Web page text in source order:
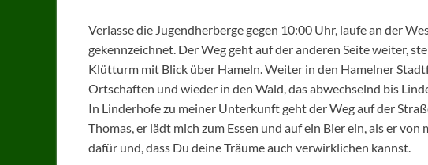
Verlasse die Jugendherberge gegen 10:00 Uhr, laufe an der
gekennzeichnet. Der Weg geht auf der anderen Seite weiter,
Klütturm mit Blick über Hameln. Weiter in den Hamelner
Ortschaften und wieder in den Wald, das abwechselnd bis
In Linderhofe zu meiner Unterkunft geht der Weg auf der
Thomas, er lädt mich zum Essen und auf ein Bier ein, als er
dafür und, dass Du deine Träume auch verwirklichen kannst.